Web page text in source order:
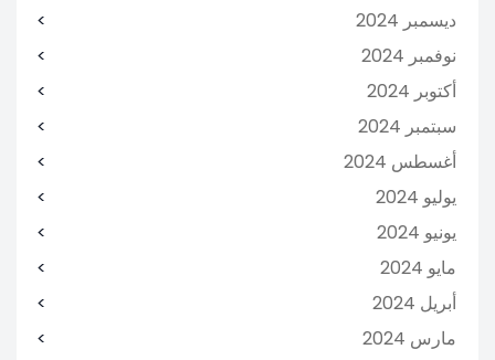
ديسمبر 2024
نوفمبر 2024
أكتوبر 2024
سبتمبر 2024
أغسطس 2024
يوليو 2024
يونيو 2024
مايو 2024
أبريل 2024
مارس 2024